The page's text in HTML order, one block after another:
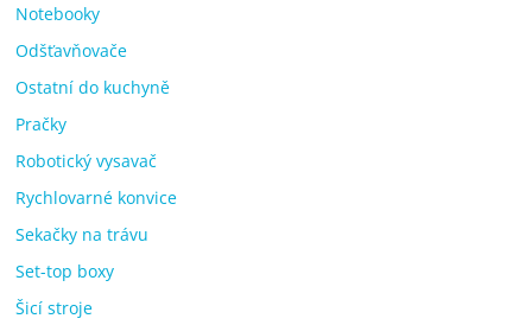
Notebooky
Odšťavňovače
Ostatní do kuchyně
Pračky
Robotický vysavač
Rychlovarné konvice
Sekačky na trávu
Set-top boxy
Šicí stroje